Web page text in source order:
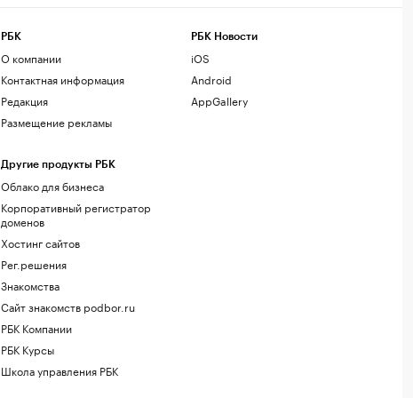
РБК
О компании
Контактная информация
Редакция
Размещение рекламы
Другие продукты РБК
Облако для бизнеса
Корпоративный регистратор
доменов
Хостинг сайтов
Рег.решения
Знакомства
Сайт знакомств podbor.ru
РБК Компании
РБК Курсы
Школа управления РБК
РБК Новости
iOS
Android
AppGallery